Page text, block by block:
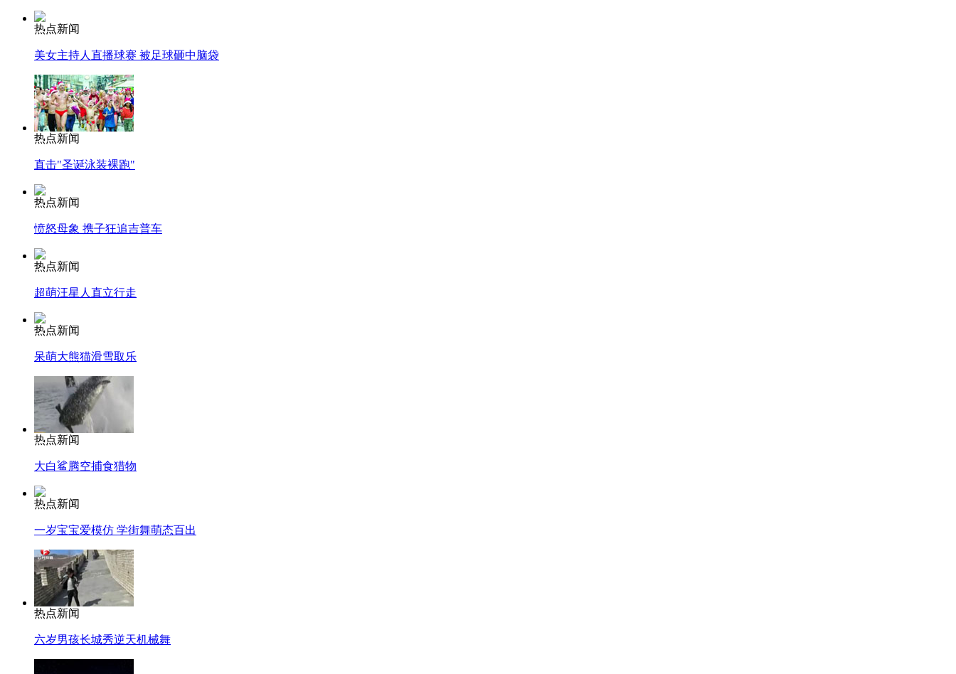
司机酒驾遇交警 急速倒车逃窜
热点新闻
美女主持人直播球赛 被足球砸中脑袋
热点新闻
直击"圣诞泳装裸跑"
热点新闻
愤怒母象 携子狂追吉普车
热点新闻
超萌汪星人直立行走
热点新闻
呆萌大熊猫滑雪取乐
热点新闻
大白鲨腾空捕食猎物
热点新闻
一岁宝宝爱模仿 学街舞萌态百出
热点新闻
六岁男孩长城秀逆天机械舞